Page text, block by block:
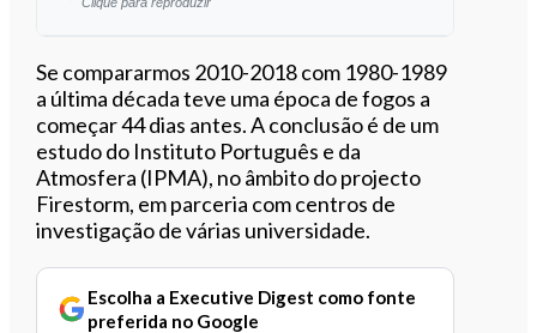
Ouvir este artigo
Se compararmos 2010-2018 com 1980-1989
a última década teve uma época de fogos a
começar 44 dias antes.A conclusão é de um
estudo do Instituto Português e da
Atmosfera (IPMA), no âmbito doprojecto
Firestorm, em parceria com centros de
investigação de várias universidade.
Escolha a Executive Digest como fonte
preferida no Google